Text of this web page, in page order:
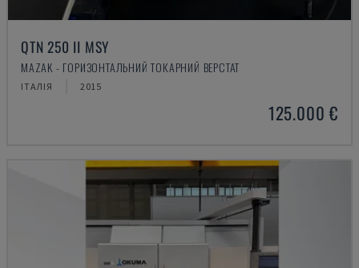
QTN 250 II MSY
MAZAK - ГОРИЗОНТАЛЬНИЙ ТОКАРНИЙ ВЕРСТАТ
ІТАЛІЯ 2015
125.000 €